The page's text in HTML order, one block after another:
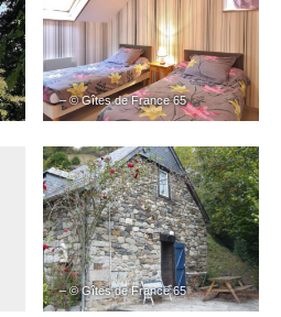
– © Gîtes de France 65
– © Gîtes de France 65